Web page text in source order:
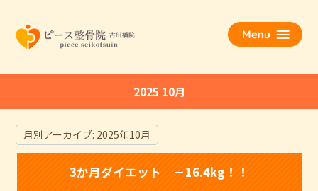
2025 10月
月別アーカイブ: 2025年10月
3か月ダイエット －16.4kg！！